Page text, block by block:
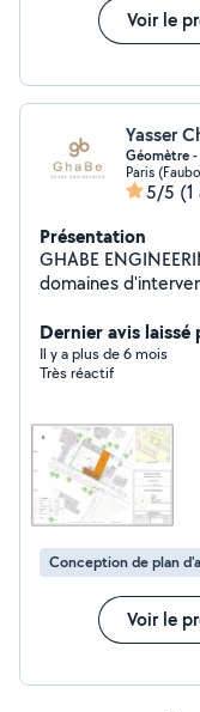
Voir le
Yasser
Géomètre -
Paris
5/5 (1
Présentation
GHABE
domaines
Maitrise d'œuvre et
topographiques -
production des
toitures - La
plan de masse,
façades, plan de
Dernier avis laissé
Il y a plus de 6 mois
Très réactif
Conception de plan
Voir le